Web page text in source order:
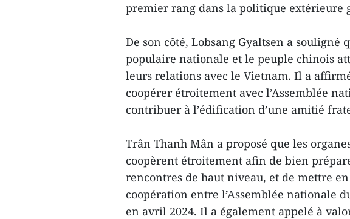
premier rang dans la politique extérieure
De son côté, Lobsang Gyaltsen a souligné
populaire nationale et le peuple chinois
leurs relations avec le Vietnam. Il a
coopérer étroitement avec l’Assemblée
contribuer à l’édification d’une amitié
Trân Thanh Mân a proposé que les
coopèrent étroitement afin de bien
rencontres de haut niveau, et de mettre
coopération entre l’Assemblée nationale
en avril 2024. Il a également appelé à